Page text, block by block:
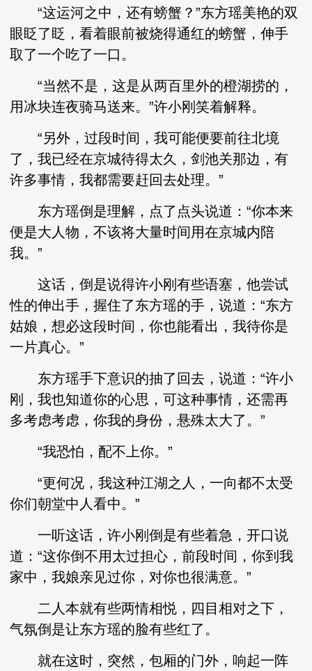
“这运河之中，还有螃蟹？”东方瑶美艳的双
眼眨了眨，看着眼前被烧得通红的螃蟹，伸手
取了一个吃了一口。
“当然不是，这是从两百里外的橙湖捞的，
用冰块连夜骑马送来。”许小刚笑着解释。
“另外，过段时间，我可能便要前往北境
了，我已经在京城待得太久，剑池关那边，有
许多事情，我都需要赶回去处理。”
东方瑶倒是理解，点了点头说道：“你本来
便是大人物，不该将大量时间用在京城内陪
我。”
这话，倒是说得许小刚有些语塞，他尝试
性的伸出手，握住了东方瑶的手，说道：“东方
姑娘，想必这段时间，你也能看出，我待你是
一片真心。”
东方瑶手下意识的抽了回去，说道：“许小
刚，我也知道你的心思，可这种事情，还需再
多考虑考虑，你我的身份，悬殊太大了。”
“我恐怕，配不上你。”
“更何况，我这种江湖之人，一向都不太受
你们朝堂中人看中。”
一听这话，许小刚倒是有些着急，开口说
道：“这你倒不用太过担心，前段时间，你到我
家中，我娘亲见过你，对你也很满意。”
二人本就有些两情相悦，四目相对之下，
气氛倒是让东方瑶的脸有些红了。
就在这时，突然，包厢的门外，响起一阵